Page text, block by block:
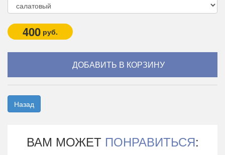
400 руб.
Назад
ВАМ МОЖЕТ ПОНРАВИТЬСЯ: